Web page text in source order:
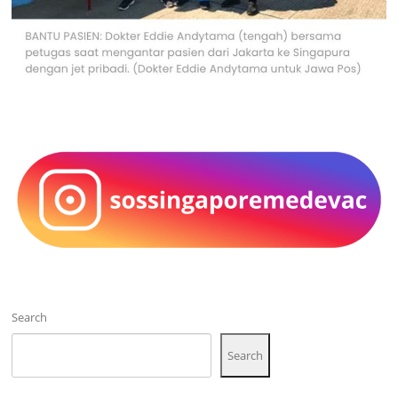
Search
Search